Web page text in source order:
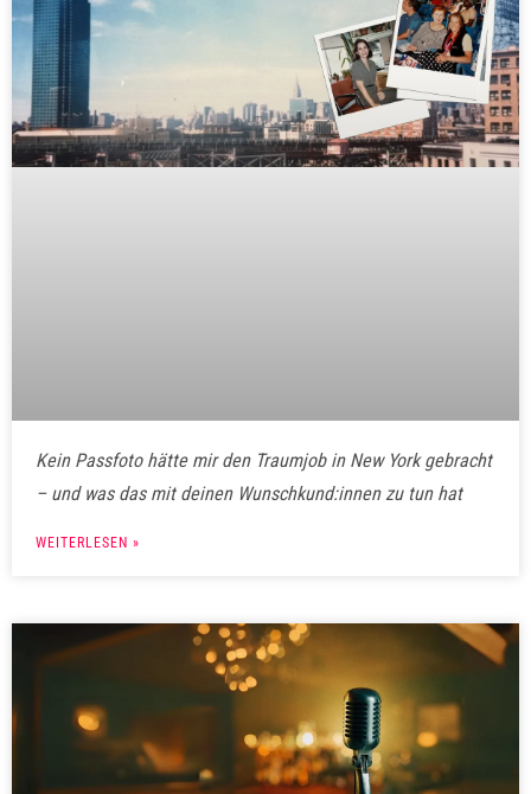
Kein Passfoto hätte mir den Traumjob in New York gebracht
– und was das mit deinen Wunschkund:innen zu tun hat
WEITERLESEN »